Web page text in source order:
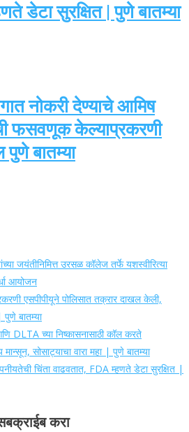
डेटा सुरक्षित | पुणे बातम्या
नोकरी देण्याचे आमिष
फसवणूक केल्याप्रकरणी
पुणे बातम्या
जयंतीनिमित्त उरसळ कॉलेज तर्फे यशस्वीरित्या
आयोजन
एसपीपीयूने पोलिसात तक्रार दाखल केली,
पुणे बातम्या
DLTA च्या निष्कासनासाठी कॉल करते
सोसाट्याचा वारा महा | पुणे बातम्या
चिंता वाढवतात, FDA म्हणते डेटा सुरक्षित |
करा